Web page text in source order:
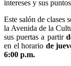
intereses y sus
Este salón de clases
la Avenida de la
sus puertas a partir
en el horario de
6:00 p.m.